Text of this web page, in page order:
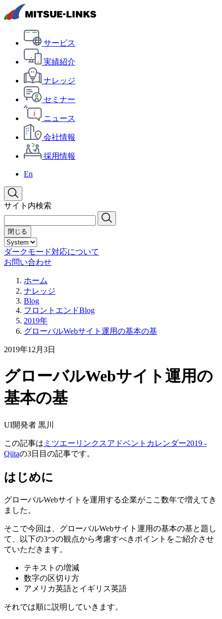
サービス
実績紹介
ナレッジ
セミナー
ニュース
会社情報
採用情報
En
サイト内検索
閉じる
ダークモード対応について
お問い合わせ
ホーム
ナレッジ
Blog
フロントエンドBlog
2019年
グローバルWebサイト運用の基本の基
2019年12月3日
グローバルWebサイト運用の
基本の基
UI開発者 黒川
この記事は ミツエーリンクスアドベントカレンダー2019 -
Qiitaの3日目の記事です。
はじめに
グローバルWebサイトを運用する企業がここ数年で増えてき
ました。
そこで今回は、グローバルWebサイト運用の基本の基と題し
て、以下の3つの観点から考慮すべきポイントをご紹介させ
ていただきます。
テキストの増減
数字の区切り方
アメリカ英語とイギリス英語
それでは順に説明していきます。